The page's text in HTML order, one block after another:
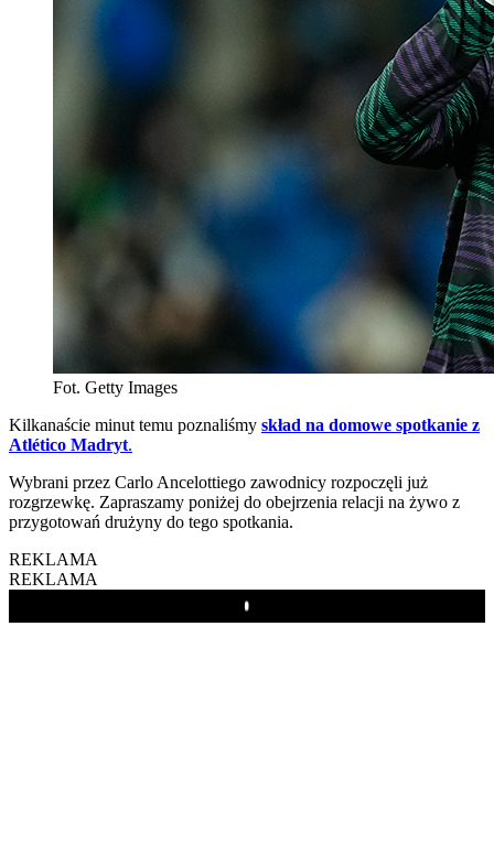
Fot. Getty Images
Kilkanaście minut temu poznaliśmy skład na domowe spotkanie z
Atlético Madryt.
Wybrani przez Carlo Ancelottiego zawodnicy rozpoczęli już
rozgrzewkę. Zapraszamy poniżej do obejrzenia relacji na żywo z
przygotowań drużyny do tego spotkania.
REKLAMA
REKLAMA
Play